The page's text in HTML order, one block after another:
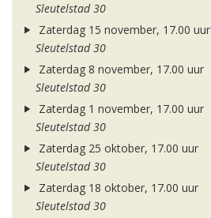
Sleutelstad 30
Zaterdag 15 november, 17.00 uur
Sleutelstad 30
Zaterdag 8 november, 17.00 uur
Sleutelstad 30
Zaterdag 1 november, 17.00 uur
Sleutelstad 30
Zaterdag 25 oktober, 17.00 uur
Sleutelstad 30
Zaterdag 18 oktober, 17.00 uur
Sleutelstad 30